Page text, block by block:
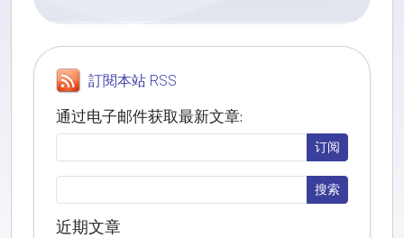
訂閱本站 RSS
通过电子邮件获取最新文章:
近期文章